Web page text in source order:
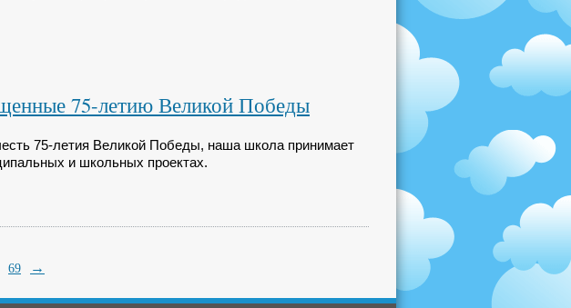
75-летию Великой Победы
75-летия Великой Победы, наша школа принимает
и школьных проектах.
69 →